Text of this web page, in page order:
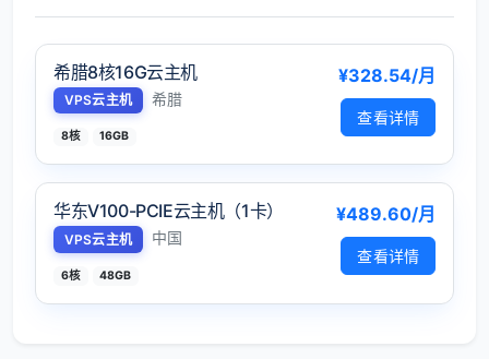
希腊8核16G云主机
VPS云主机 希腊
8核 16GB
¥328.54/月
查看详情
华东V100-PCIE云主机（1卡）
VPS云主机 中国
6核 48GB
¥489.60/月
查看详情